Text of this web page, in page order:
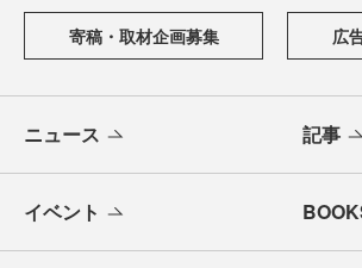
寄稿・取材企画募集 広
ニュース 記事
イベント